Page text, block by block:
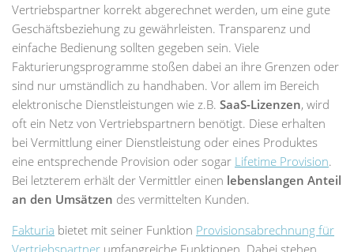
Vertriebspartner korrekt abgerechnet werden, um eine gute
Geschäftsbeziehung zu gewährleisten. Transparenz und
einfache Bedienung sollten gegeben sein. Viele
Fakturierungsprogramme stoßen dabei an ihre Grenzen oder
sind nur umständlich zu handhaben. Vor allem im Bereich
elektronische Dienstleistungen wie z.B. SaaS-Lizenzen, wird
oft ein Netz von Vertriebspartnern benötigt. Diese erhalten
bei Vermittlung einer Dienstleistung oder eines Produktes
eine entsprechende Provision oder sogar Lifetime Provision.
Bei letzterem erhält der Vermittler einen lebenslangen Anteil
an den Umsätzen des vermittelten Kunden.
Fakturia bietet mit seiner Funktion Provisionsabrechnung für
Vertriebspartner umfangreiche Funktionen. Dabei stehen